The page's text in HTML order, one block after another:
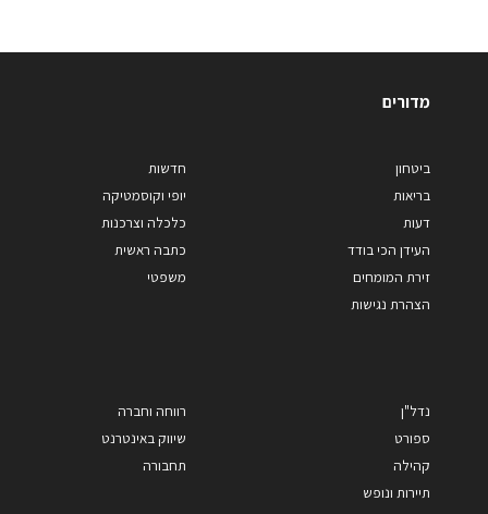
מדורים
ביטחון
בריאות
דעות
העידן הכי בודד
זירת המומחים
הצהרת נגישות
חדשות
יופי וקוסמטיקה
כלכלה וצרכנות
כתבה ראשית
משפטי
נדל"ן
ספורט
קהילה
תיירות ונופש
רווחה וחברה
שיווק באינטרנט
תחבורה